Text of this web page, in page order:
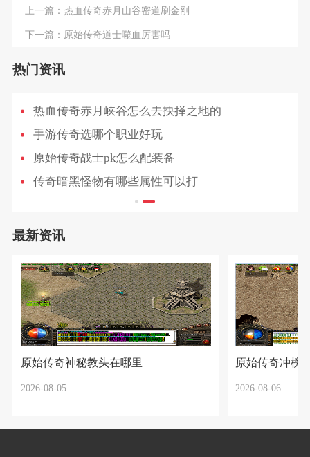
上一篇： 热血传奇赤月山谷密道刷金刚
下一篇： 原始传奇道士噬血厉害吗
热门资讯
热血传奇赤月峡谷怎么去抉择之地的
手游传奇选哪个职业好玩
原始传奇战士pk怎么配装备
传奇暗黑怪物有哪些属性可以打
最新资讯
原始传奇神秘教头在哪里
2026-08-05
原始传奇冲榜
2026-08-06